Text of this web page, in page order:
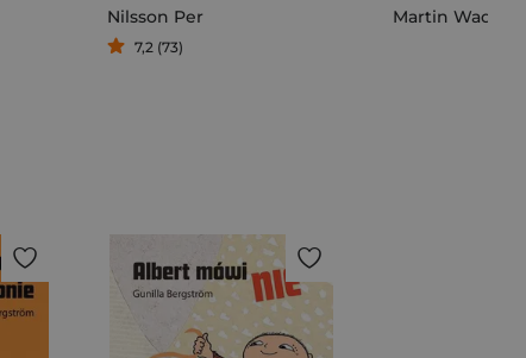
Nilsson Per
7,2 (73)
Martin Waddell